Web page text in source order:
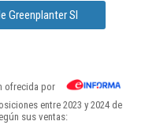
Greenplanter Sl
ofrecida por
entre 2023 y 2024 de
sus ventas: